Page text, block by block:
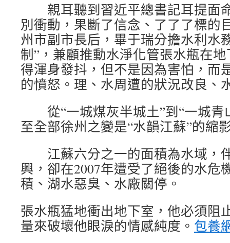
親耳聽到習近平總書記耳提面
別衝動，果斷了信念、了了了標的
州市副市長后，畢于瑞分擔水利水
制”，兼顧推動水淨化管張水瓶在
得渾身發抖，但不是因為害怕，而
的憤怒。理、水周遭的狀況改良、
從“一城煤灰半城土”到“一城青
至全部徐州之變是“水韻江蘇”的縮
江蘇六分之一的面積為水域，
興，卻在2007年遭受了絕後的水
積、湖水惡臭、水廠關停。
張水瓶猛地衝出地下室，他必須阻
量來破壞他眼淚的情感純度。 包養